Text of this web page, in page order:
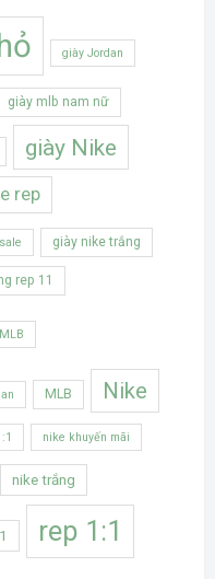
giày Jordan
giày mlb nam nữ
giày Nike
rep
giày nike trắng
rep 11
MLB Nike
nike khuyến mãi
nike trắng
rep 1:1